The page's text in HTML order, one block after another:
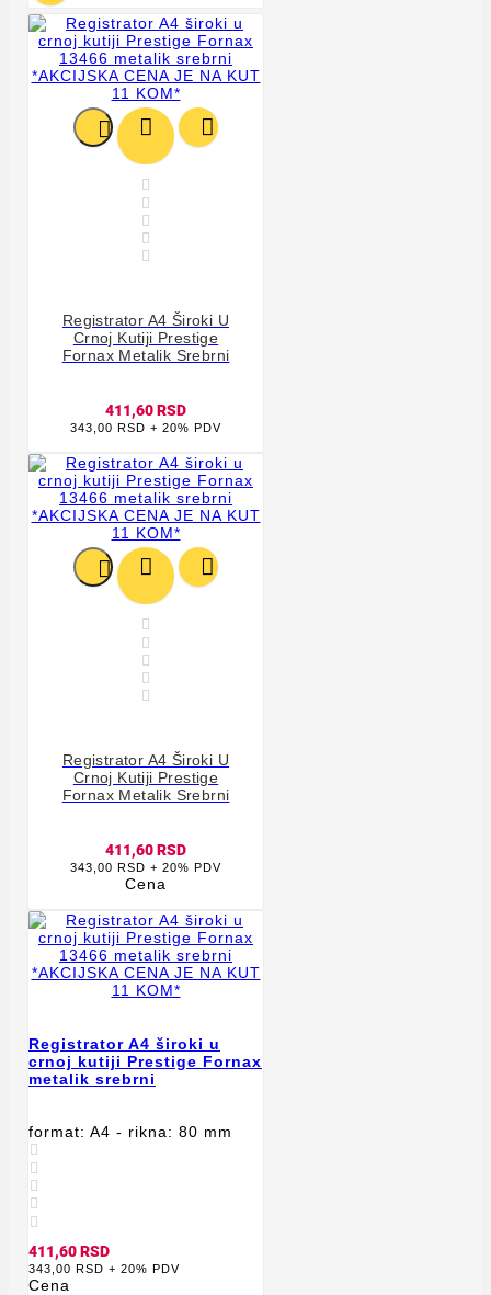
  





Registrator A4 Široki U
Crnoj Kutiji Prestige
Fornax Metalik Srebrni
411,60 RSD
343,00 RSD + 20% PDV
  





Registrator A4 Široki U
Crnoj Kutiji Prestige
Fornax Metalik Srebrni
411,60 RSD
343,00 RSD + 20% PDV
Cena
Registrator A4 široki u
crnoj kutiji Prestige Fornax
metalik srebrni
format: A4 - rikna: 80 mm





411,60 RSD
343,00 RSD + 20% PDV
Cena